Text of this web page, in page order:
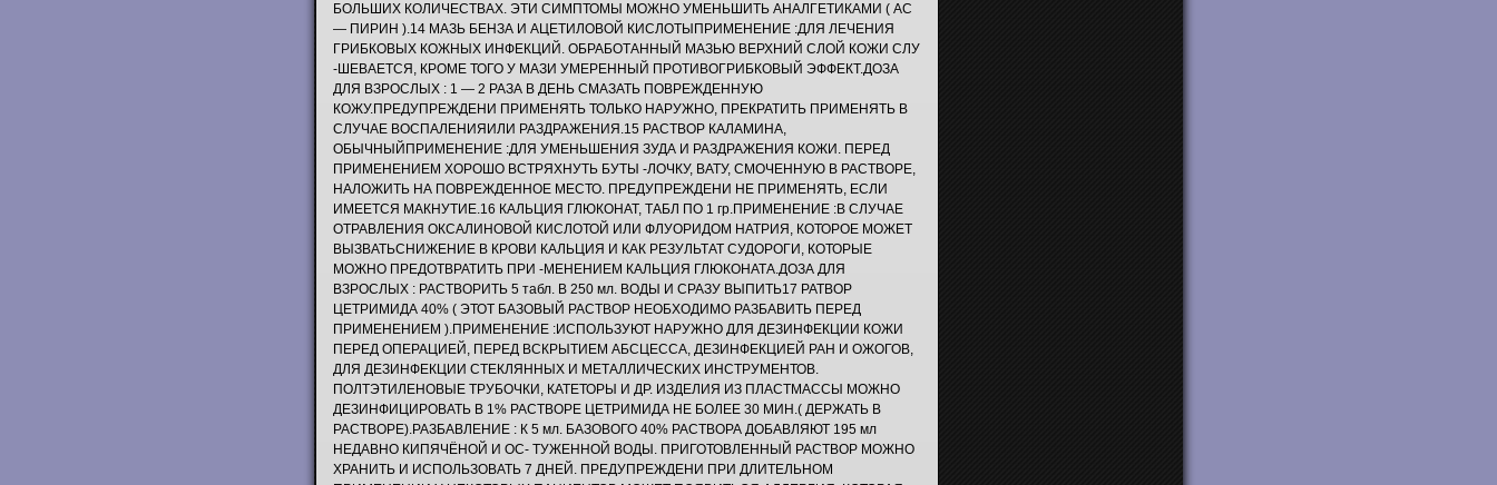
БОЛЬШИХ КОЛИЧЕСТВАХ. ЭТИ СИМПТОМЫ МОЖНО УМЕНЬШИТЬ АНАЛГЕТИКАМИ ( АС
— ПИРИН ).14 МАЗЬ БЕНЗА И АЦЕТИЛОВОЙ КИСЛОТЫПРИМЕНЕНИЕ :ДЛЯ ЛЕЧЕНИЯ
ГРИБКОВЫХ КОЖНЫХ ИНФЕКЦИЙ. ОБРАБОТАННЫЙ МАЗЬЮ ВЕРХНИЙ СЛОЙ КОЖИ СЛУ
-ШЕВАЕТСЯ, КРОМЕ ТОГО У МАЗИ УМЕРЕННЫЙ ПРОТИВОГРИБКОВЫЙ ЭФФЕКТ.ДОЗА
ДЛЯ ВЗРОСЛЫХ : 1 — 2 РАЗА В ДЕНЬ СМАЗАТЬ ПОВРЕЖДЕННУЮ
КОЖУ.ПРЕДУПРЕЖДЕНИ ПРИМЕНЯТЬ ТОЛЬКО НАРУЖНО, ПРЕКРАТИТЬ ПРИМЕНЯТЬ В
СЛУЧАЕ ВОСПАЛЕНИЯИЛИ РАЗДРАЖЕНИЯ.15 РАСТВОР КАЛАМИНА,
ОБЫЧНЫЙПРИМЕНЕНИЕ :ДЛЯ УМЕНЬШЕНИЯ ЗУДА И РАЗДРАЖЕНИЯ КОЖИ. ПЕРЕД
ПРИМЕНЕНИЕМ ХОРОШО ВСТРЯХНУТЬ БУТЫ -ЛОЧКУ, ВАТУ, СМОЧЕННУЮ В РАСТВОРЕ,
НАЛОЖИТЬ НА ПОВРЕЖДЕННОЕ МЕСТО. ПРЕДУПРЕЖДЕНИ НЕ ПРИМЕНЯТЬ, ЕСЛИ
ИМЕЕТСЯ МАКНУТИЕ.16 КАЛЬЦИЯ ГЛЮКОНАТ, ТАБЛ ПО 1 гр.ПРИМЕНЕНИЕ :В СЛУЧАЕ
ОТРАВЛЕНИЯ ОКСАЛИНОВОЙ КИСЛОТОЙ ИЛИ ФЛУОРИДОМ НАТРИЯ, КОТОРОЕ МОЖЕТ
ВЫЗВАТЬСНИЖЕНИЕ В КРОВИ КАЛЬЦИЯ И КАК РЕЗУЛЬТАТ СУДОРОГИ, КОТОРЫЕ
МОЖНО ПРЕДОТВРАТИТЬ ПРИ -МЕНЕНИЕМ КАЛЬЦИЯ ГЛЮКОНАТА.ДОЗА ДЛЯ
ВЗРОСЛЫХ : РАСТВОРИТЬ 5 табл. В 250 мл. ВОДЫ И СРАЗУ ВЫПИТЬ17 РАТВОР
ЦЕТРИМИДА 40% ( ЭТОТ БАЗОВЫЙ РАСТВОР НЕОБХОДИМО РАЗБАВИТЬ ПЕРЕД
ПРИМЕНЕНИЕМ ).ПРИМЕНЕНИЕ :ИСПОЛЬЗУЮТ НАРУЖНО ДЛЯ ДЕЗИНФЕКЦИИ КОЖИ
ПЕРЕД ОПЕРАЦИЕЙ, ПЕРЕД ВСКРЫТИЕМ АБСЦЕССА, ДЕЗИНФЕКЦИЕЙ РАН И ОЖОГОВ,
ДЛЯ ДЕЗИНФЕКЦИИ СТЕКЛЯННЫХ И МЕТАЛЛИЧЕСКИХ ИНСТРУМЕНТОВ.
ПОЛТЭТИЛЕНОВЫЕ ТРУБОЧКИ, КАТЕТОРЫ И ДР. ИЗДЕЛИЯ ИЗ ПЛАСТМАССЫ МОЖНО
ДЕЗИНФИЦИРОВАТЬ В 1% РАСТВОРЕ ЦЕТРИМИДА НЕ БОЛЕЕ 30 МИН.( ДЕРЖАТЬ В
РАСТВОРЕ).РАЗБАВЛЕНИЕ : К 5 мл. БАЗОВОГО 40% РАСТВОРА ДОБАВЛЯЮТ 195 мл
НЕДАВНО КИПЯЧЁНОЙ И ОС- ТУЖЕННОЙ ВОДЫ. ПРИГОТОВЛЕННЫЙ РАСТВОР МОЖНО
ХРАНИТЬ И ИСПОЛЬЗОВАТЬ 7 ДНЕЙ. ПРЕДУПРЕЖДЕНИ ПРИ ДЛИТЕЛЬНОМ